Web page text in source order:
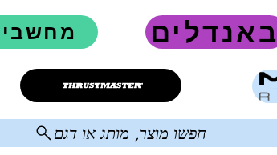
באנדלים
חפשו מוצר, מותג או דגם